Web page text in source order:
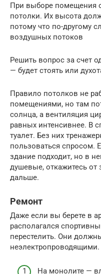
При выборе помещения
потолки. Их высота
потому что по-другому
воздушных потоков
Решить вопрос за счет
— будет стоять или
Правило потолков не
помещениями, но там
солнца, а вентиляция
равных интенсивнее. В
туалет. Без них
пользоваться спросом.
здание подходит, но в
душевые, откажитесь от
дальше.
Ремонт
Даже если вы берете в
располагался
перестелить. Они
На монолите —